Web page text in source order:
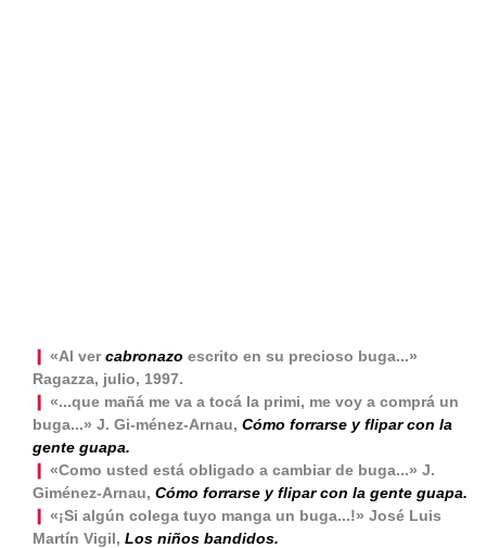
«Al vercabronazo escrito en su precioso buga...»
Ragazza, julio, 1997.
«...que mañá me va a tocá la primi, me voy a comprá un
buga...» J. Gi-ménez-Arnau, Cómo forrarse y flipar con la
gente guapa.
«Como usted está obligado a cambiar de buga...» J.
Giménez-Arnau, Cómo forrarse y flipar con la gente guapa.
«¡Si algún colega tuyo manga un buga...!» José Luis
Martín Vigil, Los niños bandidos.